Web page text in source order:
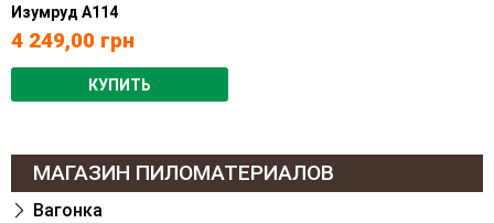
Изумруд А114
4 249,00 грн
КУПИТЬ
МАГАЗИН ПИЛОМАТЕРИАЛОВ
Вагонка